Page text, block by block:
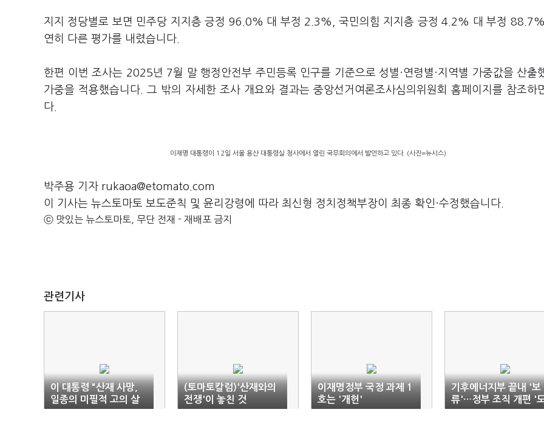
지지 정당별로 보면 민주당 지지층 긍정 96.0% 대 부정 2.3%, 국민의힘 지지층 긍정 4.2% 대 부정
연히 다른 평가를 내렸습니다.
한편 이번 조사는 2025년 7월 말 행정안전부 주민등록 인구를 기준으로 성별·연령별·지역별 가중값을 산출
가중을 적용했습니다. 그 밖의 자세한 조사 개요와 결과는 중앙선거여론조사심의위원회 홈페이지를 참조하
다.
이재명 대통령이 12일 서울 용산 대통령실 청사에서 열린 국무회의에서 발언하고 있다. (사진=뉴시스)
박주용 기자 rukaoa@etomato.com
이 기사는 뉴스토마토 보도준칙 및 윤리강령에 따라 최신형 정치정책부장이 최종 확인·수정했습니다.
ⓒ 맛있는 뉴스토마토, 무단 전재 - 재배포 금지
관련기사
이 대통령 "산재 사망,
일종의 미필적 고의 살
인"
(토마토칼럼)'산재와의
전쟁'이 놓친 것
이재명정부 국정 과제 1
호는 '개헌'
기후에너지부 끝내 '보
류'…정부 조직 개편 '
돌이표'